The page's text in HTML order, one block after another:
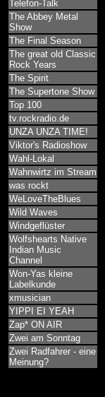
Telefon-Talk
The Abbey Metal
Show
The Final Season
The great old Classic
Rock Years
The Spirit
The Supertone Show
Top 100
tv.rockradio.de
UNZA UNZA TIME!
Viktor's Radioshow
Wahl-Lokal
Wahnwirtz im Stream
was rockt
WeLoveTheBlues
Wild Waves
Windgeflüster
Wolfshearts Native
Indian Music
Channel
Won-Yas kleine
Labelkunde
xmusician
YIPPI EI YEAH
Zap* ON AIR
Zwei am Sonntag
Zwei Radfahrer - eine
Meinung?